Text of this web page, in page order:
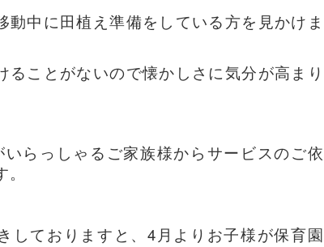
動中に田植え準備をしている方を見かけま
ることがないので懐かしさに気分が高まり
らっしゃるご家族様からサービスのご依
しておりますと、4月よりお子様が保育園